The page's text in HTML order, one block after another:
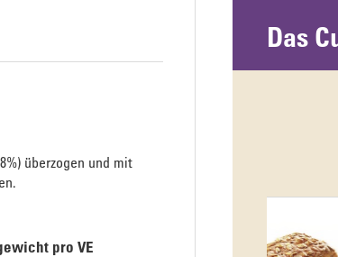
überzogen und mit
pro VE
Das